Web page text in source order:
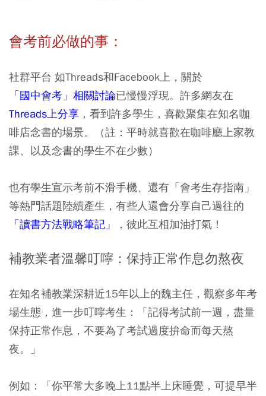
會考前必做的事：
社群平台 如Threads和Facebook上，關於
「國中會考」相關討論已慢慢浮現。許多網友在
Threads上分享 ，看到許多學生，喜歡聚集在知名咖
啡店念書的場景。（註：平時就喜歡在咖啡廳上家教
課、以及念書的學生不在少數）
也有學生宣示考前不滑手機、還有「會考生存指南」
等熱門話題陸續產生，有些人還會分享自己過往的
「讀書方法戰略筆記」
，彼此互相加油打氣！
補教業者溫馨叮嚀：保持正常作息勿熬夜
在知名補教業深耕近15年以上的魏主任，觀察多年考
場生態，進一步叮嚀考生：「記得考試前一週，盡量
保持正常作息，不要為了考試過度拚命而每天熬
夜。」
例如：「你平常大多晚上11點半上床睡覺，可提早半